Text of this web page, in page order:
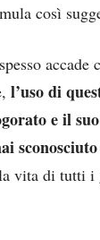
così
l’uso di
e il
sconosciuto
vita di tutti